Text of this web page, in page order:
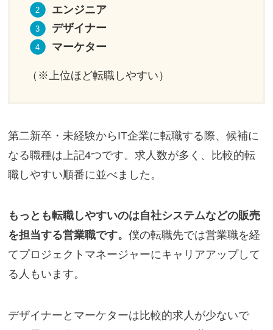
エンジニア
デザイナー
マーケター
（※上位ほど転職しやすい）
第二新卒・未経験からIT企業に転職する際、候補に
なる職種は上記4つです。求人数が多く、比較的転
職しやすい順番に並べました。
もっとも転職しやすいのは自社システムなどの販売
を担当する営業職です。僕の転職先では営業職を経
てプロジェクトマネージャーにキャリアアップして
る人もいます。
デザイナーとマーケターは比較的求人が少ないで